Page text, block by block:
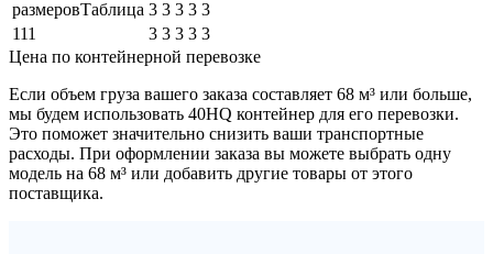
размеровТаблица 3 3 3 3 3
111
3 3 3 3 3
Цена по контейнерной перевозке
Если объем груза вашего заказа составляет 68 м³ или больше,
мы будем использовать 40HQ контейнер для его перевозки.
Это поможет значительно снизить ваши транспортные
расходы. При оформлении заказа вы можете выбрать одну
модель на 68 м³ или добавить другие товары от этого
поставщика.